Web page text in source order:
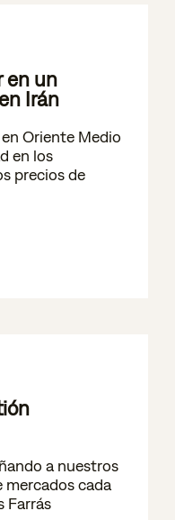
en un
Irán
Oriente Medio
en los
precios de
a nuestros
cada
Farrás